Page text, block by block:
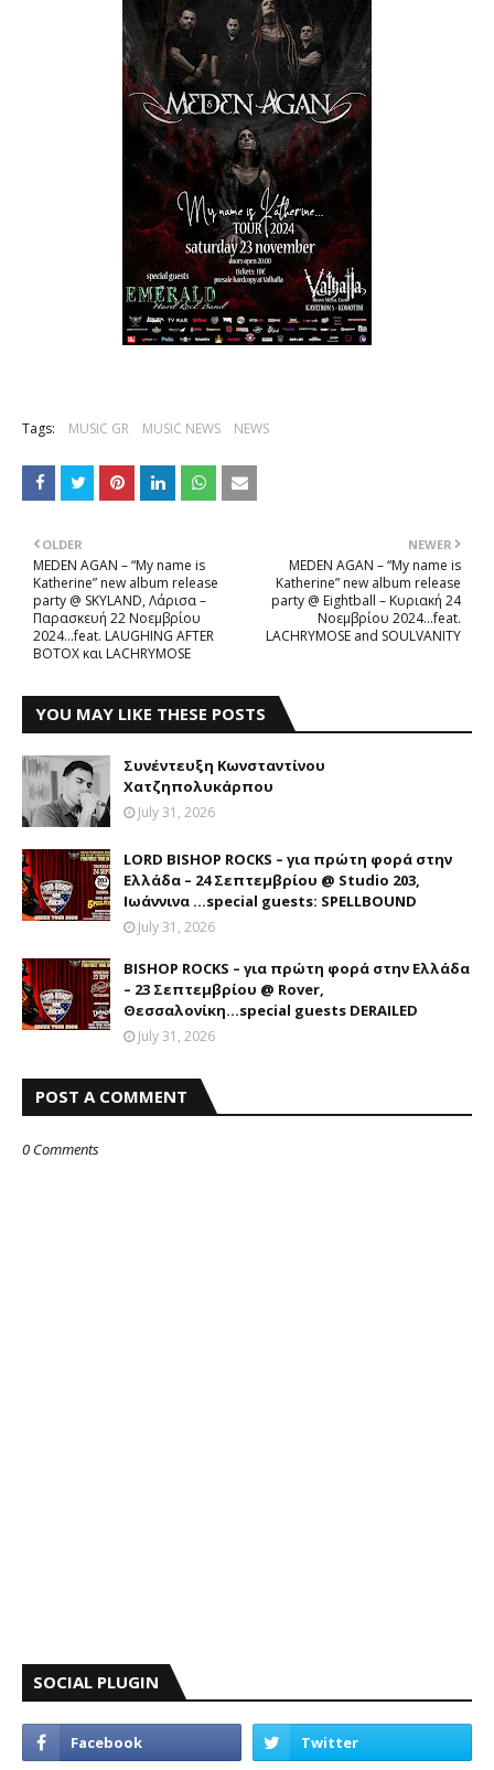
Tags: MUSIC GR MUSIC NEWS NEWS
NEWER
MEDEN AGAN – “My name is
Katherine” new album release
party @ Eightball – Κυριακή 24
Νοεμβρίου 2024…feat.
LACHRYMOSE and SOULVANITY
OLDER
MEDEN AGAN – “My name is
Katherine” new album release
party @ SKYLAND, Λάρισα –
Παρασκευή 22 Νοεμβρίου
2024…feat. LAUGHING AFTER
BOTOX και LACHRYMOSE
YOU MAY LIKE THESE POSTS
Συνέντευξη Κωνσταντίνου
Χατζηπολυκάρπου
July 31, 2026
LORD BISHOP ROCKS – για πρώτη φορά στην
Ελλάδα – 24 Σεπτεμβρίου @ Studio 203,
Ιωάννινα …special guests: SPELLBOUND
July 31, 2026
BISHOP ROCKS – για πρώτη φορά στην Ελλάδα
– 23 Σεπτεμβρίου @ Rover,
Θεσσαλονίκη...special guests DERAILED
July 31, 2026
POST A COMMENT
0 Comments
SOCIAL PLUGIN